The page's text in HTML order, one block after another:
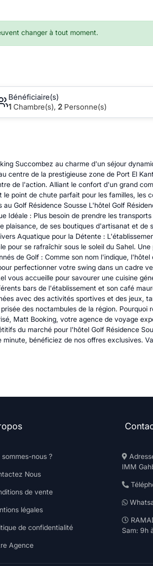
changer à tout moment.
Bénéficiaire(s)
1Chambre(s), 2 Personne(s)
Succombez au charme d'un séjour
centre de la prestigieuse zone de Port El
de l'action. Alliant le confort d'un grand
point de chute parfait pour les familles, les
Golf Résidence Sousse L'hôtel Golf
Idéale : Plus besoin de prendre les
plaisance, de ses boutiques d'artisanat et de
Aquatique pour la Détente :
se rafraîchir sous le soleil du Sahel.
de Golf : Comme son nom l'indique,
perfectionner votre swing dans un cadre
vous accueille pour savourer une cuisine
bars de l'établissement et son café
avec des activités sportives et des jeux,
des noctambules de la région. Pourquoi
Matt Booking, votre agence de voyage
du marché pour l'hôtel Golf Résidence
bénéficiez de nos offres exclusives.
sommes-nous ?
Nous
de vente
légales
de confidentialité
Agence
IMM
Sam: 9h